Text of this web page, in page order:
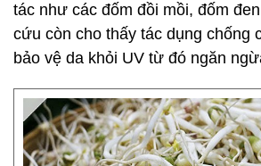
tác như các đốm đồi mồi, đốm
cứu còn cho thấy tác dụng chống
bảo vệ da khỏi UV từ đó ngăn